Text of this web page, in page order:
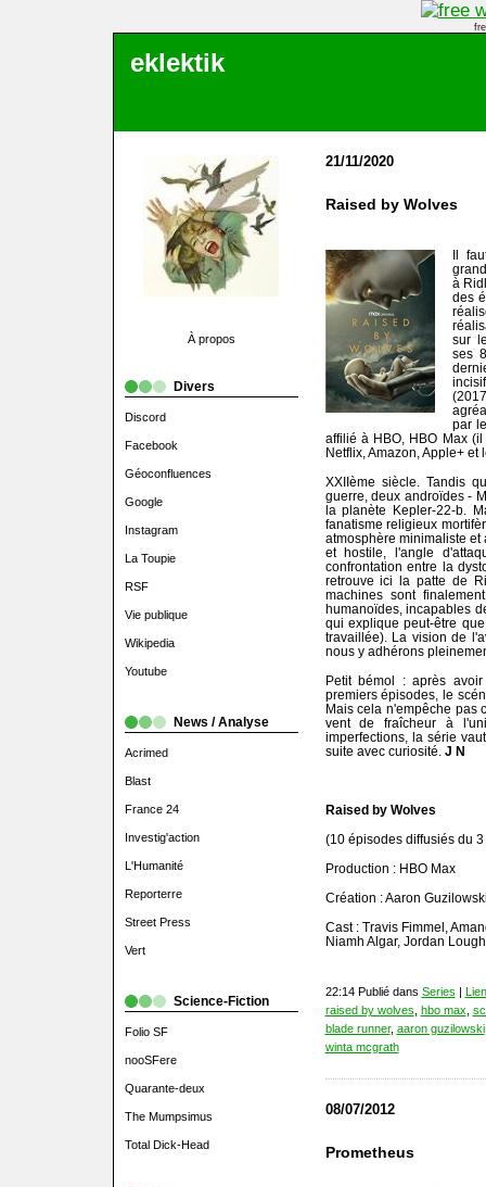
eklektik
À propos
Divers
Discord
Facebook
Géoconfluences
Google
Instagram
La Toupie
RSF
Vie publique
Wikipedia
Youtube
News / Analyse
Acrimed
Blast
France 24
Investig'action
L'Humanité
Reporterre
Street Press
Vert
Science-Fiction
Folio SF
nooSFere
Quarante-deux
The Mumpsimus
Total Dick-Head
21/11/2020
Raised by Wolves
Il
à
des
sur
ses
par
affilié à HBO, HBO Max
Netflix, Amazon, Apple+ et
XXIIème siècle. Tandis
guerre, deux androïdes -
la planète Kepler-22-b.
fanatisme religieux
atmosphère minimaliste
et hostile, l'angle
confrontation entre la
retrouve ici la patte de
machines sont
humanoïdes, incapables
qui explique peut-être
travaillée). La vision de
nous y adhérons
Petit bémol : après
premiers épisodes, le
Mais cela n'empêche pas
vent de fraîcheur à
imperfections, la série
suite avec curiosité. J N
Raised by Wolves
(10 épisodes diffusiés du
Production : HBO Max
Création : Aaron
Cast : Travis Fimmel,
Niamh Algar, Jordan
22:14 Publié dans Series |
raised by wolves hbo max
blade runner, aaron guzilowski
winta mcgrath
08/07/2012
Prometheus